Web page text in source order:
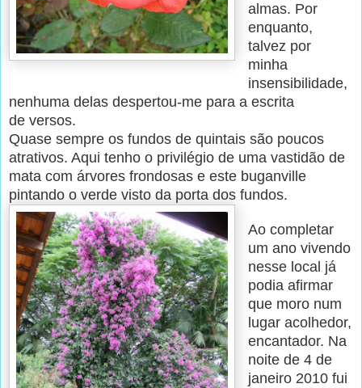
almas. Por
enquanto,
talvez por
minha
insensibilidade,
nenhuma delas despertou-me para a escrita
de versos.
Quase sempre os fundos de quintais são poucos
atrativos. Aqui tenho o privilégio de uma vastidão de
mata com árvores frondosas e este buganville
pintando o verde visto da porta dos fundos.
Ao completar
um ano vivendo
nesse local já
podia afirmar
que moro num
lugar acolhedor,
encantador. Na
noite de 4 de
janeiro 2010 fui